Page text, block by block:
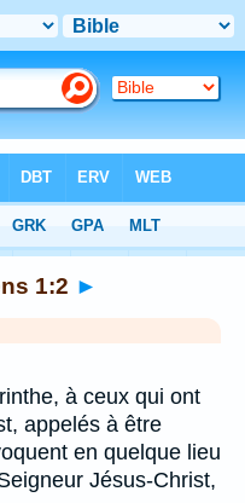
1:2 ►
à ceux qui ont
appelés à être
en quelque lieu
Jésus-Christ,